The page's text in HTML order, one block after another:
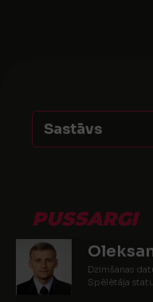
Sastāvs
PUSSARGI
Dzimšanas
Spēlētāja